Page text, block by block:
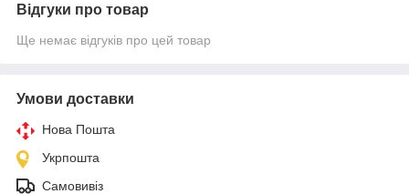
Відгуки про товар
Ще немає відгуків про цей товар
Умови доставки
Нова Пошта
Укрпошта
Самовивіз